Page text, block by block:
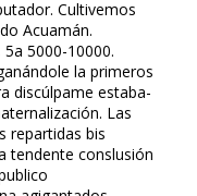
Cultivemos
Acuamán.
5000-10000.
la primeros
discúlpame estaba-
Las
repartidas bis
tendente conslusión